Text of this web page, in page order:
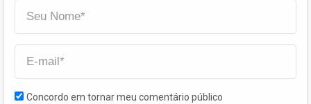
Concordo em tornar meu comentário público